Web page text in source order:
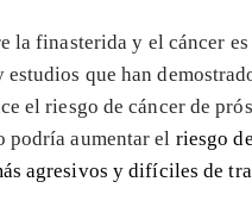
la finasterida y el cáncer
estudios que han
el riesgo de cáncer de
podría aumentar el riesgo
agresivos y difíciles de